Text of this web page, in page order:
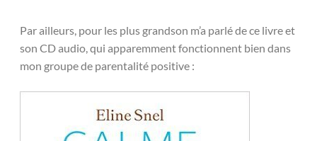
Par ailleurs, pour les plus grandson m’a parlé de ce livre et
son CD audio, qui apparemment fonctionnent bien dans
mon groupe de parentalité positive :